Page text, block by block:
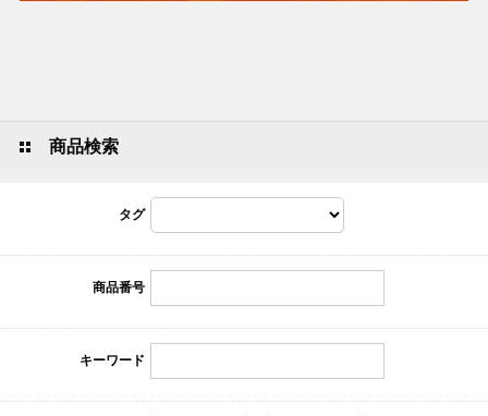
商品検索
タグ
商品番号
キーワード